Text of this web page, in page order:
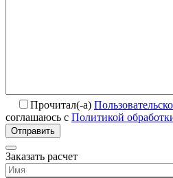
Прочитал(-а)
соглашаюсь с Политикой
Отправить
Заказать расчет